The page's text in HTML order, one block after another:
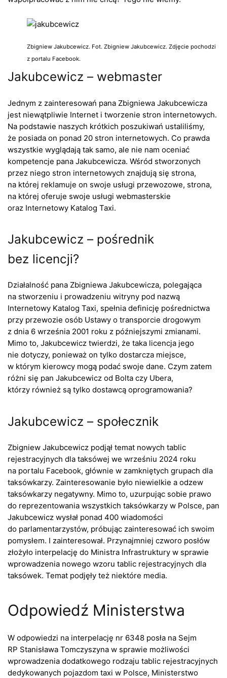
Zbigniew Jakubcewicz. Fot. Zbigniew Jakubcewicz. Zdjęcie pochodzi
z portalu Facebook.
Jakubcewicz – webmaster
Jednym z zainteresowań pana Zbigniewa Jakubcewicza
jest niewątpliwie Internet i tworzenie stron internetowych.
Na podstawie naszych krótkich poszukiwań ustaliliśmy,
że posiada on ponad 20 stron internetowych. Co prawda
wszystkie wyglądają tak samo, ale nie nam oceniać
kompetencje pana Jakubcewicza. Wśród stworzonych
przez niego stron internetowych znajdują się strona,
na której reklamuje on swoje usługi przewozowe, strona,
na której oferuje swoje usługi webmasterskie
oraz Internetowy Katalog Taxi.
Jakubcewicz – pośrednik
bez licencji?
Działalność pana Zbigniewa Jakubcewicza, polegająca
na stworzeniu i prowadzeniu witryny pod nazwą
Internetowy Katalog Taxi, spełnia definicję pośrednictwa
przy przewozie osób Ustawy o transporcie drogowym
z dnia 6 września 2001 roku z późniejszymi zmianami.
Mimo to, Jakubcewicz twierdzi, że taka licencja jego
nie dotyczy, ponieważ on tylko dostarcza miejsce,
w którym kierowcy mogą podać swoje dane. Czym zatem
różni się pan Jakubcewicz od Bolta czy Ubera,
którzy również są tylko dostawcą oprogramowania?
Jakubcewicz – społecznik
Zbigniew Jakubcewicz podjął temat nowych tablic
rejestracyjnych dla taksówej we wrześniu 2024 roku
na portalu Facebook, głównie w zamkniętych grupach dla
taksówkarzy. Zainteresowanie było niewielkie a odzew
taksówkarzy negatywny. Mimo to, uzurpując sobie prawo
do reprezentowania wszystkich taksówkarzy w Polsce, pan
Jakubcewicz wysłał ponad 400 wiadomości
do parlamentarzystów, próbując zainteresować ich swoim
pomysłem. I zainteresował. Przynajmniej czworo posłów
złożyło interpelację do Ministra Infrastruktury w sprawie
wprowadzenia nowego wzoru tablic rejestracyjnych dla
taksówek. Temat podjęły też niektóre media.
Odpowiedź Ministerstwa
W odpowiedzi na interpelację nr 6348 posła na Sejm
RP Stanisława Tomczyszyna w sprawie możliwości
wprowadzenia dodatkowego rodzaju tablic rejestracyjnych
dedykowanych pojazdom taxi w Polsce, Ministerstwo